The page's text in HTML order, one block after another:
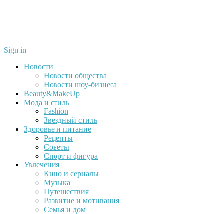
Sign in
Новости
Новости общества
Новости шоу-бизнеса
Beauty&MakeUp
Мода и стиль
Fashion
Звездный стиль
Здоровье и питание
Рецепты
Советы
Спорт и фигура
Увлечения
Кино и сериалы
Музыка
Путешествия
Развитие и мотивация
Семья и дом